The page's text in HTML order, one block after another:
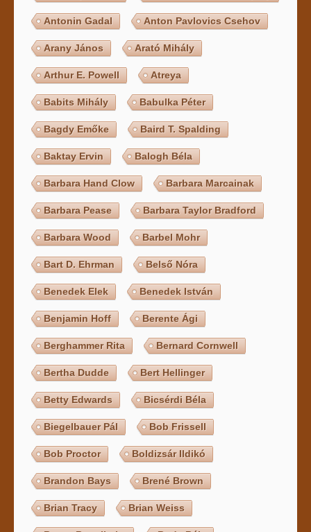
Antonin Gadal Anton Pavlovics Csehov
Arany János Arató Mihály
Arthur E. Powell Atreya
Babits Mihály Babulka Péter
Bagdy Emőke Baird T. Spalding
Baktay Ervin Balogh Béla
Barbara Hand Clow Barbara Marcainak
Barbara Pease Barbara Taylor Bradford
Barbara Wood Barbel Mohr
Bart D. Ehrman Belső Nóra
Benedek Elek Benedek István
Benjamin Hoff Berente Ági
Berghammer Rita Bernard Cornwell
Bertha Dudde Bert Hellinger
Betty Edwards Bicsérdi Béla
Biegelbauer Pál Bob Frissell
Bob Proctor Boldizsár Ildikó
Brandon Bays Brené Brown
Brian Tracy Brian Weiss